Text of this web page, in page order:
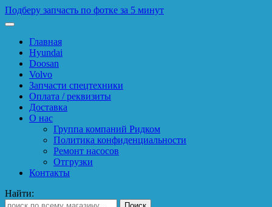
Подберу запчасть по фотке за 5 минут
Главная
Hyundai
Doosan
Volvo
Запчасти спецтехники
Оплата / реквизиты
Доставка
О нас
Группа компаний Ридком
Политика конфиденциальности
Ремонт насосов
Отгрузки
Контакты
Найти: